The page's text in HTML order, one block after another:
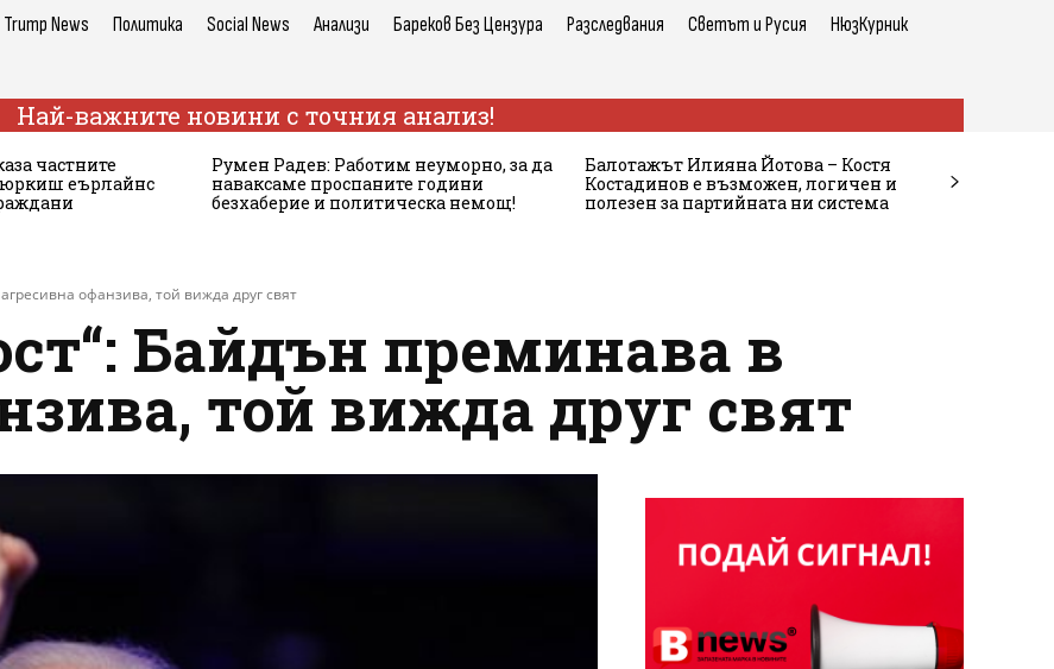
Trump News Политика Social News Анализи Бареков Без Цензура Разследвания Светът и Русия НюзКурник
Най-важните новини с точния анализ!
частните
еърлайнс
Румен Радев: Работим неуморно, за да
наваксаме проспаните години
безхаберие и политическа немощ!
Балотажът Илияна Йотова – Костя
Костадинов е възможен, логичен и
полезен за партийната ни система
офанзива, той вижда друг свят
Байдън преминава в
той вижда друг свят